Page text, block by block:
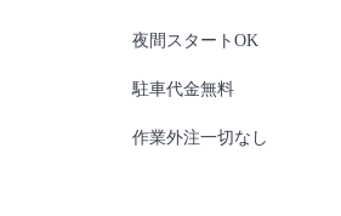
夜間スタートOK
駐車代金無料
作業外注一切なし